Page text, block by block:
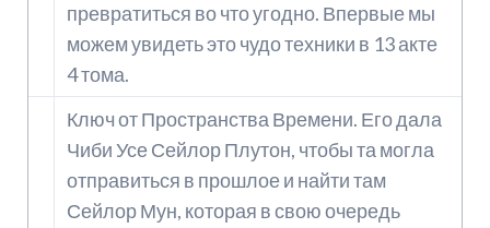
превратиться во что угодно. Впервые мы
можем увидеть это чудо техники в 13 акте
4 тома.
Ключ от Пространства Времени. Его дала
Чиби Усе Сейлор Плутон, чтобы та могла
отправиться в прошлое и найти там
Сейлор Мун, которая в свою очередь